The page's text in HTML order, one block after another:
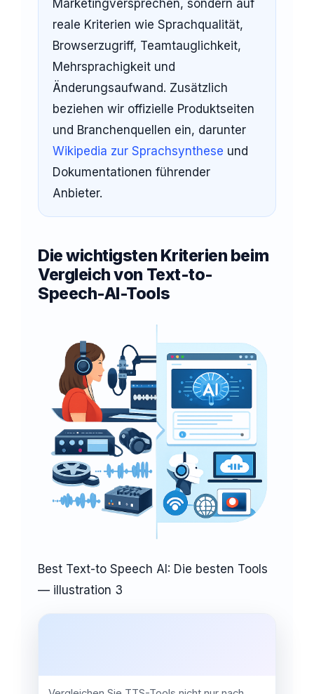
Marketingversprechen, sondern auf
reale Kriterien wie Sprachqualität,
Browserzugriff, Teamtauglichkeit,
Mehrsprachigkeit und
Änderungsaufwand. Zusätzlich
beziehen wir offizielle Produktseiten
und Branchenquellen ein, darunter
Wikipedia zur Sprachsynthese und
Dokumentationen führender
Anbieter.
Die wichtigsten Kriterien beim
Vergleich von Text-to-
Speech-AI-Tools
Best Text-to Speech AI: Die besten Tools
— illustration 3